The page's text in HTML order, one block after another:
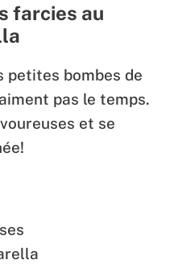
farcies au
petites bombes de
pas le temps.
et se